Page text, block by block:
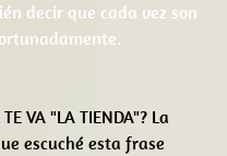
decir que cada vez son
TE VA "LA TIENDA"? La
escuché esta frase